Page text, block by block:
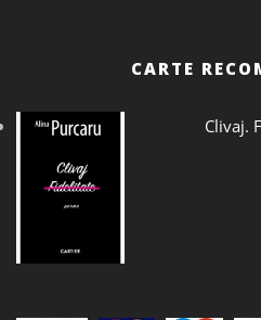
CARTE
Clivaj.